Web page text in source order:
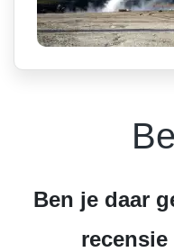
Ben je daar